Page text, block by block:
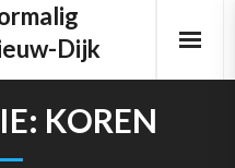
Dijk
KOREN